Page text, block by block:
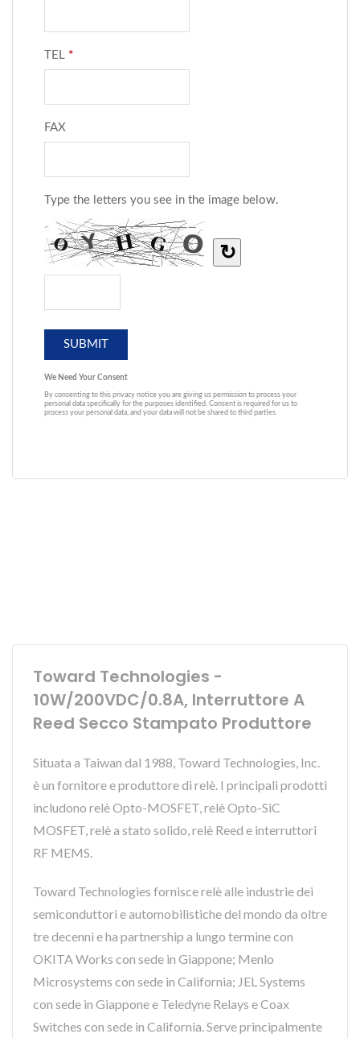
Toward Technologies -
10W/200VDC/0.8A, Interruttore A
Reed Secco Stampato Produttore
Situata a Taiwan dal 1988, Toward Technologies, Inc.
è un fornitore e produttore di relè. I principali prodotti
includono relè Opto-MOSFET, relè Opto-SiC
MOSFET, relè a stato solido, relè Reed e interruttori
RF MEMS.
Toward Technologies fornisce relè alle industrie dei
semiconduttori e automobilistiche del mondo da oltre
tre decenni e ha partnership a lungo termine con
OKITA Works con sede in Giappone; Menlo
Microsystems con sede in California; JEL Systems
con sede in Giappone e Teledyne Relays e Coax
Switches con sede in California. Serve principalmente